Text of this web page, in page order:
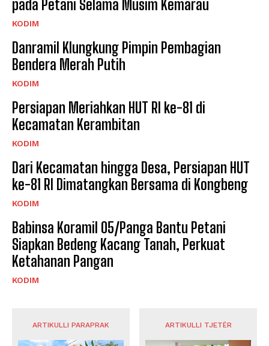
pada Petani Selama Musim Kemarau
KODIM
Danramil Klungkung Pimpin Pembagian
Bendera Merah Putih
KODIM
Persiapan Meriahkan HUT RI ke-81 di
Kecamatan Kerambitan
KODIM
Dari Kecamatan hingga Desa, Persiapan HUT
ke-81 RI Dimatangkan Bersama di Kongbeng
KODIM
Babinsa Koramil 05/Panga Bantu Petani
Siapkan Bedeng Kacang Tanah, Perkuat
Ketahanan Pangan
KODIM
ARTIKULLI PARAPRAK ARTIKULLI TJETËR